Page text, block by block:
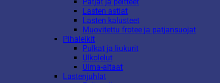
Lasten astiat
Lasten kalusteet
Muovitettu frotee ja patjansuojat
Pihaleikit
Pulkat ja liukurit
Ulkolelut
Uima-altaat
Lastenjuhlat